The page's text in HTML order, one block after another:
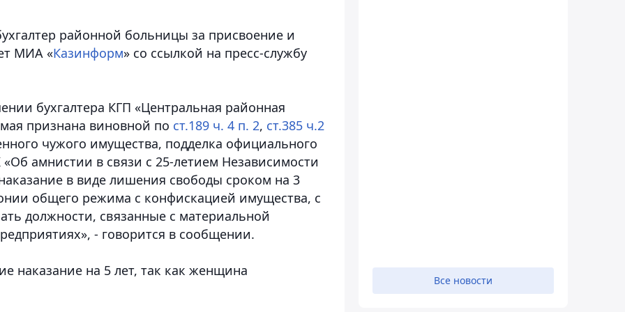
районной больницы за присвоение и
МИА «Казинформ» со ссылкой на пресс-службу
бухгалтера КГП «Центральная районная
признана виновной по ст.189 ч. 4 п. 2, ст.385 ч.2
чужого имущества, подделка официального
амнистии в связи с 25-летием Независимости
в виде лишения свободы сроком на 3
общего режима с конфискацией имущества, с
должности, связанные с материальной
- говорится в сообщении.
наказание на 5 лет, так как женщина
Все новости